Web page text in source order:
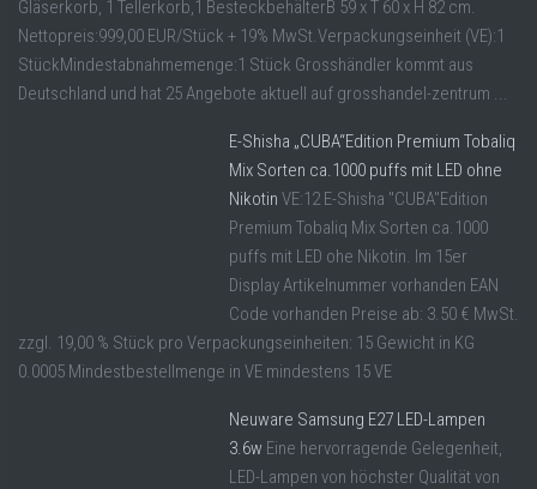
Gläserkorb, 1 Tellerkorb,1 BesteckbehälterB 59 x T 60 x H 82 cm.
Nettopreis:999,00 EUR/Stück + 19% MwSt.Verpackungseinheit (VE):1
StückMindestabnahmemenge:1 Stück Grosshändler kommt aus
Deutschland und hat 25 Angebote aktuell auf grosshandel-zentrum ...
E-Shisha „CUBA“Edition Premium Tobaliq
Mix Sorten ca.1000 puffs mit LED ohne
Nikotin VE:12 E-Shisha "CUBA"Edition
Premium Tobaliq Mix Sorten ca.1000
puffs mit LED ohe Nikotin. Im 15er
Display Artikelnummer vorhanden EAN
Code vorhanden Preise ab: 3.50 € MwSt.
zzgl. 19,00 % Stück pro Verpackungseinheiten: 15 Gewicht in KG
0.0005 Mindestbestellmenge in VE mindestens 15 VE
Neuware Samsung E27 LED-Lampen
3.6w Eine hervorragende Gelegenheit,
LED-Lampen von höchster Qualität von